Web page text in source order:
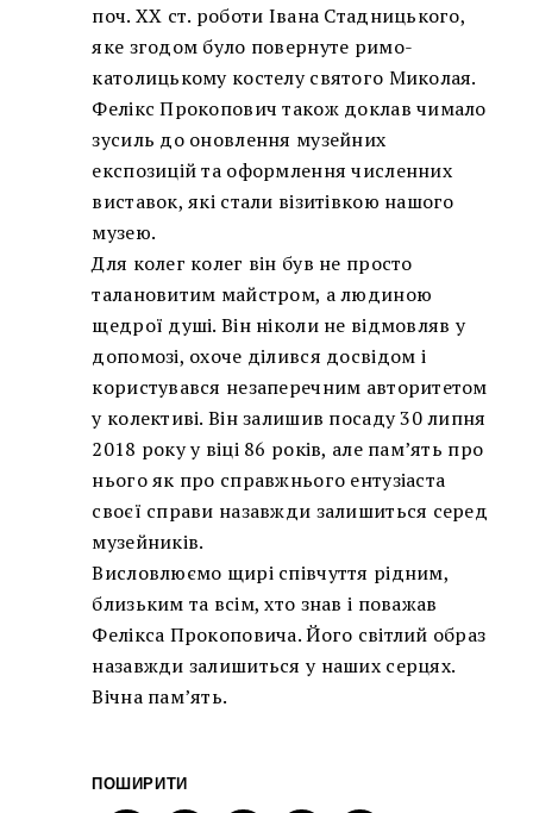
поч. ХХ ст. роботи Івана Стадницького,
яке згодом було повернуте римо-
католицькому костелу святого Миколая.
Фелікс Прокопович також доклав чимало
зусиль до оновлення музейних
експозицій та оформлення численних
виставок, які стали візитівкою нашого
музею.
Для колег колег він був не просто
талановитим майстром, а людиною
щедрої душі. Він ніколи не відмовляв у
допомозі, охоче ділився досвідом і
користувався незаперечним авторитетом
у колективі. Він залишив посаду 30 липня
2018 року у віці 86 років, але пам’ять про
нього як про справжнього ентузіаста
своєї справи назавжди залишиться серед
музейників.
Висловлюємо щирі співчуття рідним,
близьким та всім, хто знав і поважав
Фелікса Прокоповича. Його світлий образ
назавжди залишиться у наших серцях.
Вічна пам’ять.
ПОШИРИТИ